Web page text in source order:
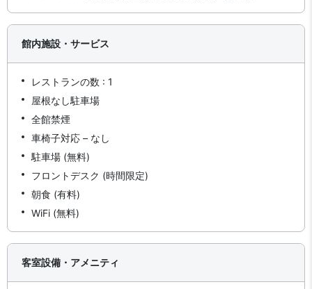
館内施設・サービス
レストランの数 : 1
屋根なし駐車場
全館禁煙
車椅子対応 – なし
駐車場 (無料)
フロントデスク (時間限定)
朝食 (有料)
WiFi (無料)
客室設備・アメニティ